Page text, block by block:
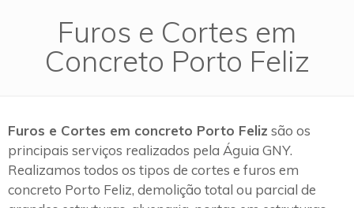
Furos e Cortes em
Concreto Porto Feliz
Furos e Cortes em concreto Porto Feliz são os
principais serviços realizados pela Águia GNY.
Realizamos todos os tipos de cortes e furos em
concreto Porto Feliz, demolição total ou parcial de